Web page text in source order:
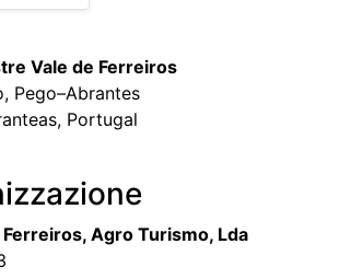
Vale de Ferreiros
Pego–Abrantes
Portugal
Agro Turismo, Lda